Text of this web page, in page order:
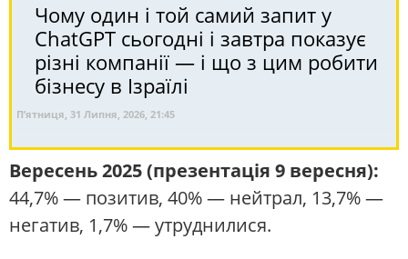
Чому один і той самий запит у
ChatGPT сьогодні і завтра показує
різні компанії — і що з цим робити
бізнесу в Ізраїлі
П’ятниця, 31 Липня, 2026, 21:45
Вересень 2025 (презентація 9 вересня):
44,7% — позитив, 40% — нейтрал, 13,7% —
негатив, 1,7% — утруднилися.